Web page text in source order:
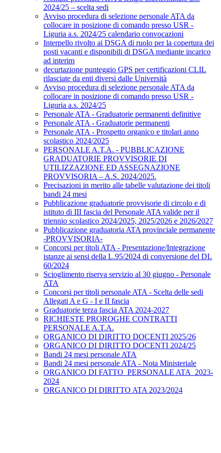
2024/25 – scelta sedi
Avviso procedura di selezione personale ATA da
collocare in posizione di comando presso USR -
Liguria a.s. 2024/25 calendario convocazioni
Interpello rivolto ai DSGA di ruolo per la copertura dei
posti vacanti e disponibili di DSGA mediante incarico
ad interim
decurtazione punteggio GPS per certificazioni CLIL
rilasciate da enti diversi dalle Università
Avviso procedura di selezione personale ATA da
collocare in posizione di comando presso USR -
Liguria a.s. 2024/25
Personale ATA - Graduatorie permanenti definitive
Personale ATA - Graduatorie permanenti
Personale ATA - Prospetto organico e titolari anno
scolastico 2024/2025
PERSONALE A.T.A. - PUBBLICAZIONE
GRADUATORIE PROVVISORIE DI
UTILIZZAZIONE ED ASSEGNAZIONE
PROVVISORIA – A.S. 2024/2025.
Precisazioni in merito alle tabelle valutazione dei titoli
bandi 24 mesi
Pubblicazione graduatorie provvisorie di circolo e di
istituto di III fascia del Personale ATA valide per il
triennio scolastico 2024/2025, 2025/2026 e 2026/2027
Pubblicazione graduatoria ATA provinciale permanente
-PROVVISORIA-
Concorsi per titoli ATA - Presentazione/Integrazione
istanze ai sensi della L.95/2024 di conversione del DL
60/2024
Scioglimento riserva servizio al 30 giugno - Personale
ATA
Concorsi per titoli personale ATA - Scelta delle sedi
Allegati A e G - I e II fascia
Graduatorie terza fascia ATA 2024-2027
RICHIESTE PROROGHE CONTRATTI
PERSONALE A.T.A.
ORGANICO DI DIRITTO DOCENTI 2025/26
ORGANICO DI DIRITTO DOCENTI 2024/25
Bandi 24 mesi personale ATA
Bandi 24 mesi personale ATA - Nota Ministeriale
ORGANICO DI FATTO_PERSONALE ATA_2023-
2024
ORGANICO DI DIRITTO ATA 2023/2024